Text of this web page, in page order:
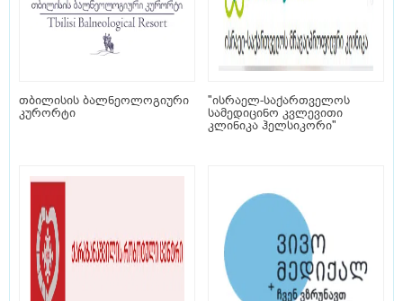
თბილისის ბალნეოლოგიური
კურორტი
"ისრაელ-საქართველოს
სამედიცინო კვლევითი
კლინიკა ჰელსიკორი"